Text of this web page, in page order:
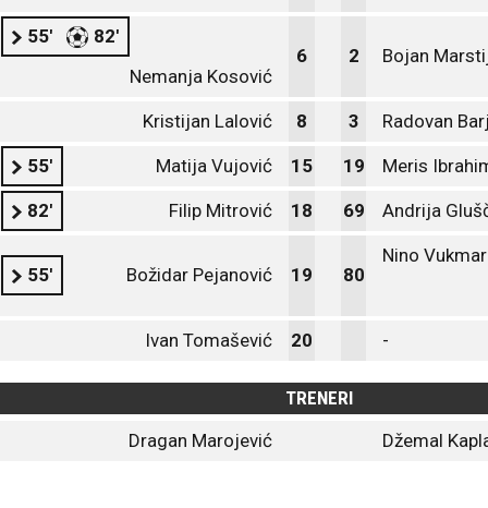
55'
82'
Nemanja Kosović
6 2 Bojan
Kristijan Lalović 8 3 Radovan
55' Matija Vujović 15 19 Meris
82' Filip Mitrović 18 69 Andrija
55' Božidar Pejanović 19 80
Nino
Ivan Tomašević 20 -
TRENERI
Dragan Marojević
Džemal